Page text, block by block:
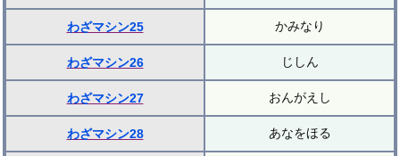
わざマシン25 かみなり
わざマシン26 じしん
わざマシン27 おんがえし
わざマシン28 あなをほる